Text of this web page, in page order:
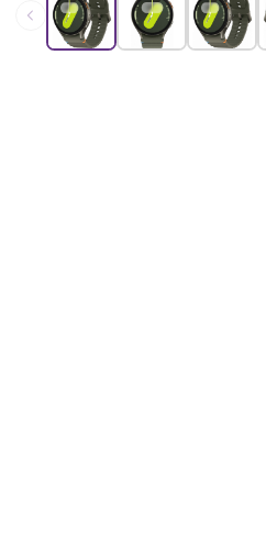
17,99 %
p.a.